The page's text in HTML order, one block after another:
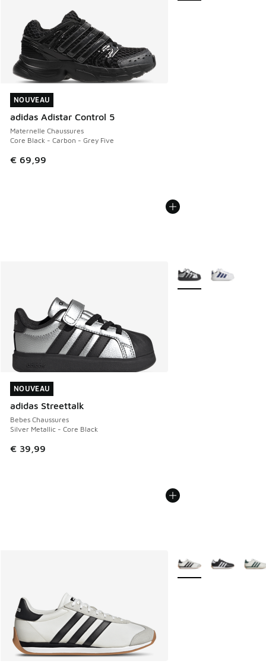
NOUVEAU
adidas Adistar Control 5
Maternelle Chaussures
Core Black - Carbon - Grey Five
€ 69,99
NOUVEAU
NOUVEAU
adidas Streettalk
Bebes Chaussures
Silver Metallic - Core Black
€ 39,99
NOUVEAU
Plus de couleurs
Plus de couleurs